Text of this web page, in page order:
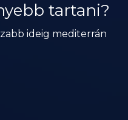
tartani?
ideig mediterrán